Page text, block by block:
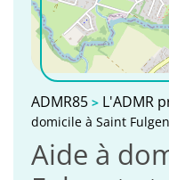
ADMR85 > L'ADMR
domicile à Saint
Aide à